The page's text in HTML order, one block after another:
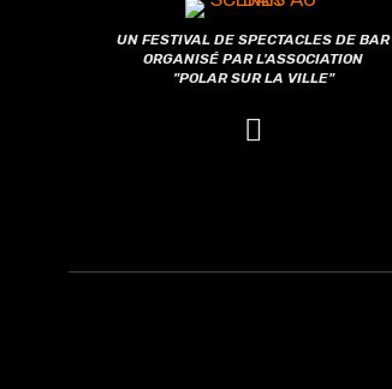
UN FESTIVAL DE SPECTACLES DE BAR
ORGANISÉ PAR L'ASSOCIATION
"POLAR SUR LA VILLE"